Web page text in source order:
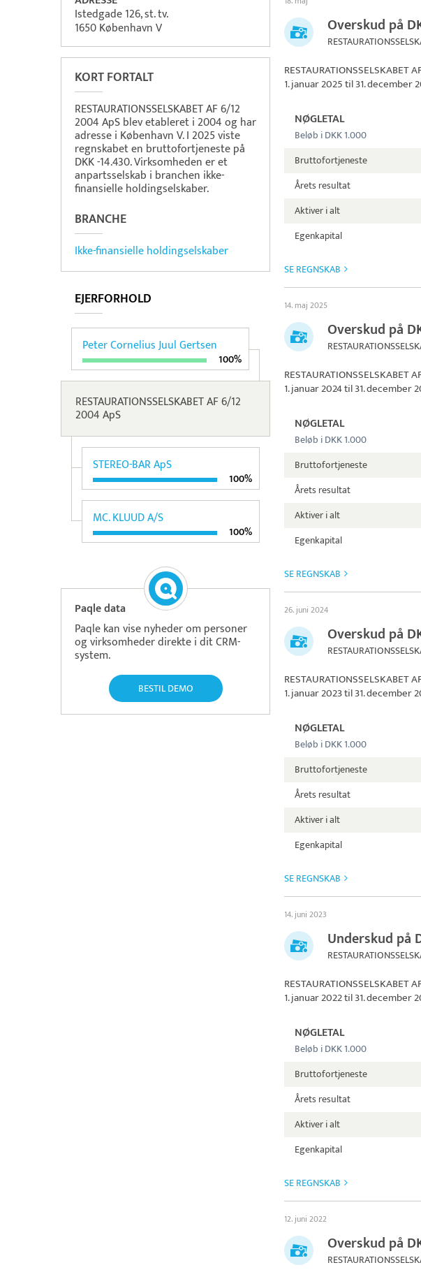
Istedgade 126, st. tv.
1650 København V
KORT FORTALT
RESTAURATIONSSELSKABET AF 6/12
2004 ApS blev etableret i 2004 og har
adresse i København V. I 2025 viste
regnskabet en bruttofortjeneste på
DKK -14.430. Virksomheden er et
anpartsselskab i branchen ikke-
finansielle holdingselskaber.
BRANCHE
Ikke-finansielle holdingselskaber
EJERFORHOLD
Peter Cornelius Juul Gertsen
100%
RESTAURATIONSSELSKABET AF 6/12
2004 ApS
STEREO-BAR ApS
100%
MC. KLUUD A/S
100%
Paqle data
Paqle kan vise nyheder om personer
og virksomheder direkte i dit CRM-
system.
BESTIL DEMO
Overskud på
RESTAURATIONSSELSKABET
1. januar 2025 til 31. december
NØGLETAL
Beløb i DKK 1.000
Bruttofortjeneste
Årets resultat
Aktiver i alt
Egenkapital
SE REGNSKAB
14. maj 2025
Overskud på
RESTAURATIONSSELSKABET
1. januar 2024 til 31. december
NØGLETAL
Beløb i DKK 1.000
Bruttofortjeneste
Årets resultat
Aktiver i alt
Egenkapital
SE REGNSKAB
26. juni 2024
Overskud på
RESTAURATIONSSELSKABET
1. januar 2023 til 31. december
NØGLETAL
Beløb i DKK 1.000
Bruttofortjeneste
Årets resultat
Aktiver i alt
Egenkapital
SE REGNSKAB
14. juni 2023
Underskud på
RESTAURATIONSSELSKABET
1. januar 2022 til 31. december
NØGLETAL
Beløb i DKK 1.000
Bruttofortjeneste
Årets resultat
Aktiver i alt
Egenkapital
SE REGNSKAB
12. juni 2022
Overskud på